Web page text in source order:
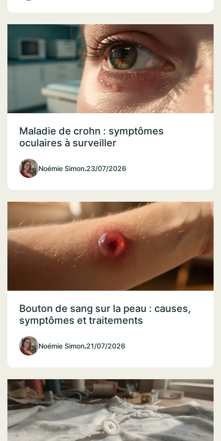
Maladie de crohn : symptômes
oculaires à surveiller
Noémie Simon.23/07/2026
Bouton de sang sur la peau : causes,
symptômes et traitements
Noémie Simon.21/07/2026